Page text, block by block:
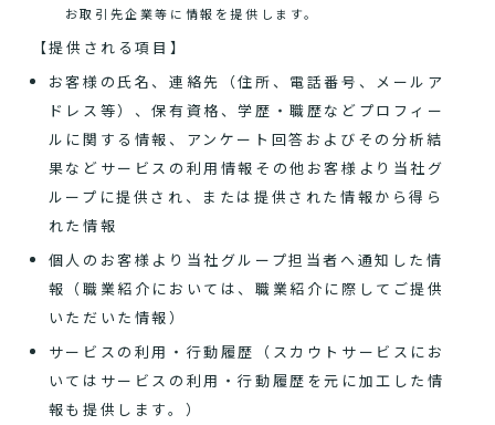
お取引先企業等に情報を提供します。
【提供される項目】
お客様の氏名、連絡先（住所、電話番号、メールア
ドレス等）、保有資格、学歴・職歴などプロフィー
ルに関する情報、アンケート回答およびその分析結
果などサービスの利用情報その他お客様より当社グ
ループに提供され、または提供された情報から得ら
れた情報
個人のお客様より当社グループ担当者へ通知した情
報（職業紹介においては、職業紹介に際してご提供
いただいた情報）
サービスの利用・行動履歴（スカウトサービスにお
いてはサービスの利用・行動履歴を元に加工した情
報も提供します。）